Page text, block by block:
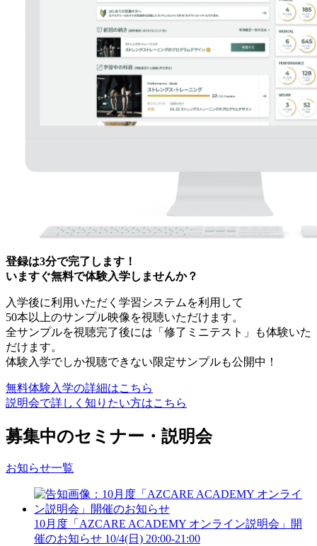
登録は3分で完了します！
いますぐ無料で体験入学しませんか？
入学後に利用いただく学習システムを利用して
50本以上のサンプル映像を視聴いただけます。
全サンプルを視聴完了後には「修了ミニテスト」も体験いた
だけます。
体験入学でしか視聴できない限定サンプルも公開中！
無料体験入学の詳細はこちら
説明会で詳しく知りたい方はこちら
募集中のセミナー・説明会
お知らせ一覧
10月度「AZCARE ACADEMY オンライン説明会」開
催のお知らせ 10/4(日) 20:00-21:00